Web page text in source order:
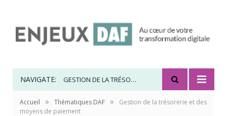
NAVIGATE: GESTION DE LA TRÉSORERIE ET DES MOYENS DE PAIEMENT
Accueil » Thématiques DAF »
Gestion de la trésorerie et des
moyens de paiement